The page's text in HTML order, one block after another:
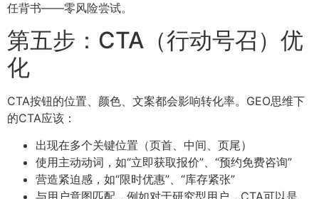
任背书——零风险尝试。
第五步：CTA（行动号召）优
化
CTA按钮的位置、颜色、文案都会影响转化率。GEO思维下
的CTA应该：
出现在多个关键位置（页首、中间、页尾）
使用主动动词，如“立即获取报价”、“预约免费咨询”
营造紧迫感，如“限时优惠”、“库存紧张”